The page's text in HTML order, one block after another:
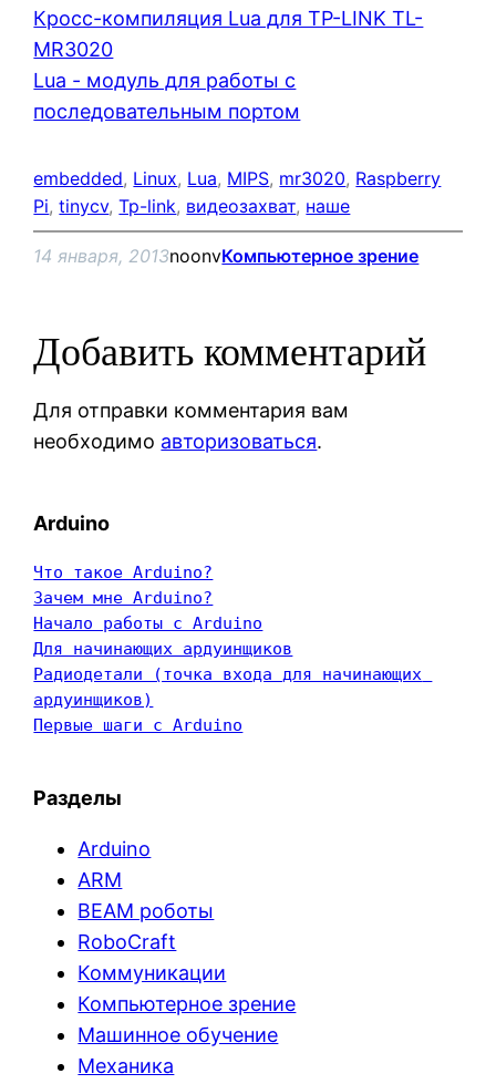
Кросс-компиляция Lua для TP-LINK TL-
MR3020
Lua - модуль для работы с
последовательным портом
embedded, Linux, Lua, MIPS, mr3020, Raspberry
Pi, tinycv, Tp-link, видеозахват, наше
14 января, 2013noonvКомпьютерное зрение
Добавить комментарий
Для отправки комментария вам
необходимо авторизоваться.
Arduino
Что такое Arduino?
Зачем мне Arduino?
Начало работы с Arduino
Для начинающих ардуинщиков
Радиодетали (точка входа для начинающих
ардуинщиков)
Первые шаги с Arduino
Разделы
Arduino
ARM
BEAM роботы
RoboCraft
Коммуникации
Компьютерное зрение
Машинное обучение
Механика